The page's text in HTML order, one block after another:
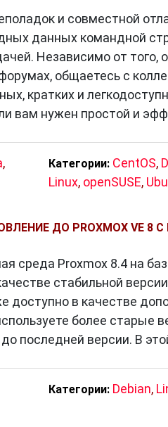
и совместной
данных командной
Независимо от того,
общаетесь с
кратких и
вам нужен простой и
,
Категории: CentOS,
Linux, openSUSE,
ДО PROXMOX VE 8 С
среда Proxmox 8.4 на
стабильной
доступно в качестве
более старые
последней версии. В
Категории: Debian,